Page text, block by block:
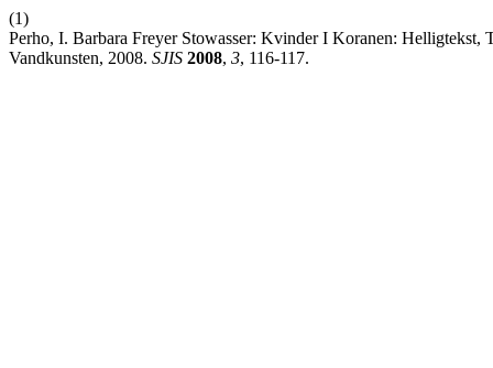
(1)
Perho, I. Barbara Freyer Stowasser: Kvinder I Koranen:
Vandkunsten, 2008. SJIS 2008, 3, 116-117.